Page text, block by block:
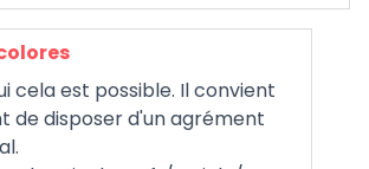
cela est possible. Il convient
de disposer d'un agrément